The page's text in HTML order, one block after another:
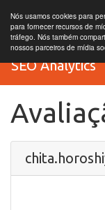
Nós usamos cookies para
para fornecer recursos de
tráfego. Nós também
nossos parceiros de mídia
SEO Analytics